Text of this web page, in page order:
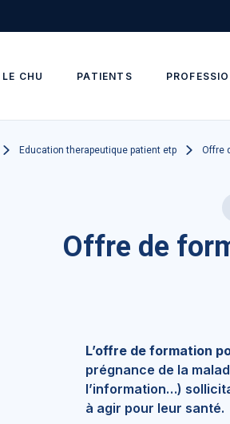
LE CHU PATIENTS
Education therapeutique patient etp Offre
Offre de
L’offre de formation
prégnance de la
l’information…)
à agir pour leur santé.